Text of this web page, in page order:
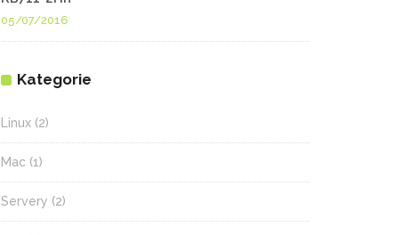
05/07/2016
Kategorie
Linux (2)
Mac (1)
Servery (2)